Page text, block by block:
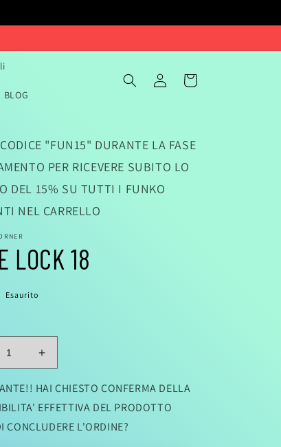
BLOG
Accedi Carrello
"FUN15" DURANTE LA FASE
PER RICEVERE SUBITO LO
DEL 15% SU TUTTI I FUNKO
NEL CARRELLO
LOCK 18
Esaurito
Aumenta
quantità
per
BLUE
18
HAI CHIESTO CONFERMA DELLA
EFFETTIVA DEL PRODOTTO
CONCLUDERE L'ORDINE?